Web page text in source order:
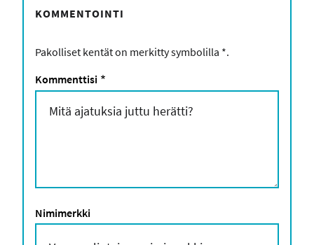
KOMMENTOINTI
Pakolliset kentät on merkitty symbolilla *.
Kommenttisi *
Nimimerkki